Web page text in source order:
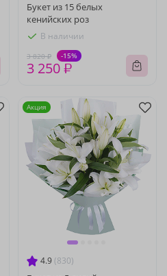
Букет из 15 белых
кенийских роз
В наличии
3 820 ₽ -15%
3 250 ₽
4.9 (830)
Акция